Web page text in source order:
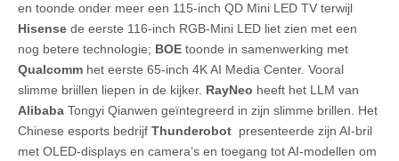
en toonde onder meer een 115-inch QD Mini LED TV terwijl
Hisense de eerste 116-inch RGB-Mini LED liet zien met een
nog betere technologie; BOE toonde in samenwerking met
Qualcomm het eerste 65-inch 4K AI Media Center. Vooral
slimme briillen liepen in de kijker. RayNeo heeft het LLM van
Alibaba Tongyi Qianwen geïntegreerd in zijn slimme brillen. Het
Chinese esports bedrijf Thunderobot presenteerde zijn AI-bril
met OLED-displays en camera’s en toegang tot AI-modellen om